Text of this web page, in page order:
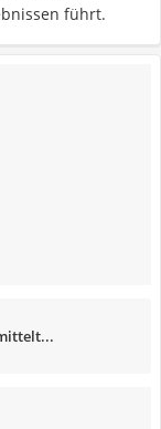
führt.